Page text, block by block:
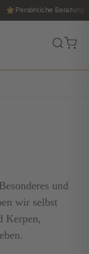
Persönliche Beratung
und
wir selbst
Kerpen,